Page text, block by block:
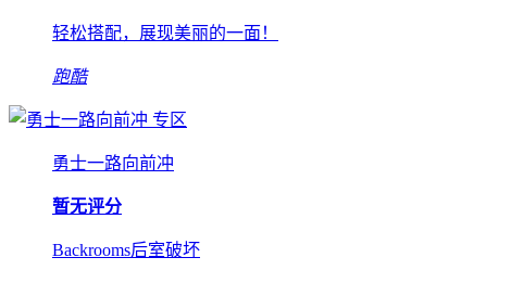
轻松搭配，展现美丽的一面！
跑酷
专区
勇士一路向前冲
暂无评分
Backrooms后室破坏